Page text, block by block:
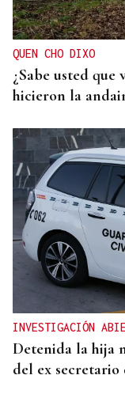
QUEN CHO DIXO
¿Sabe usted
hicieron la
INVESTIGACIÓN
Detenida la hija
del ex